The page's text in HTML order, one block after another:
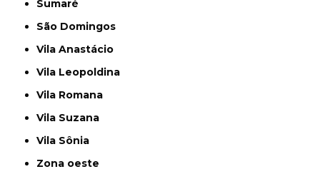
Sumaré
São Domingos
Vila Anastácio
Vila Leopoldina
Vila Romana
Vila Suzana
Vila Sônia
Zona oeste